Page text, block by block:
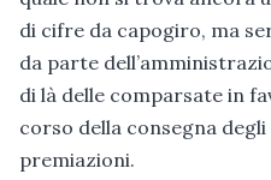
di cifre da capogiro, ma
da parte
di là delle comparsate in
corso della consegna
premiazioni.